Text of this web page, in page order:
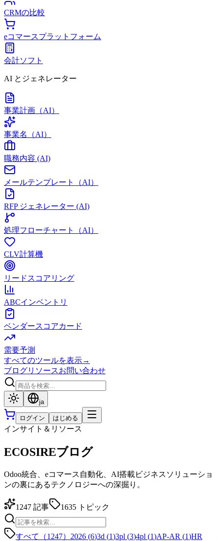
CRMの比較
eコマースプラットフォーム
会計ソフト
AI とジェネレーター
事業計画（AI）
事業名（AI）
職務内容 (AI)
メールテンプレート（AI）
RFP ジェネレーター (AI)
処理フローチャート（AI）
CLV計算機
リードスコアリング
ABCインベントリ
ベンダースコアカード
需要予測
すべてのツールを表示→
ブログリソースお問い合わせ
ja
ログイン はじめる
インサイト＆リソース
ECOSIREブログ
Odoo統合、eコマース自動化、AI搭載ビジネスソリューショ
ンの裏にあるテクノロジーへの深掘り。
1247 記事 1635 トピック
すべて（1247） 2026 (6)3d (1)3pl (3)4pl (1)AP-AR (1)HR